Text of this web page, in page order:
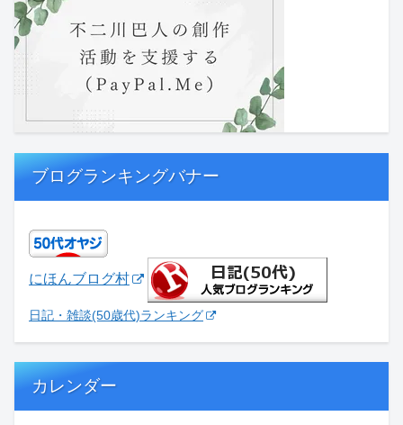
ブログランキングバナー
にほんブログ村
日記・雑談(50歳代)ランキング
カレンダー